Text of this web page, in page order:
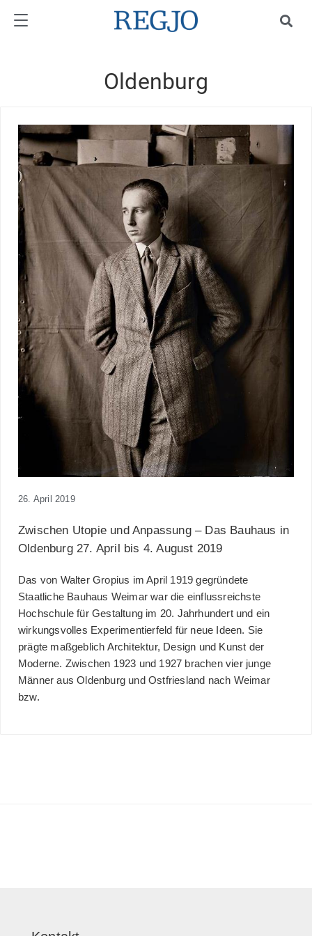
Oldenburg
26. April 2019
Zwischen Utopie und Anpassung – Das Bauhaus in
Oldenburg 27. April bis 4. August 2019
Das von Walter Gropius im April 1919 gegründete
Staatliche Bauhaus Weimar war die einflussreichste
Hochschule für Gestaltung im 20. Jahrhundert und ein
wirkungsvolles Experimentierfeld für neue Ideen. Sie
prägte maßgeblich Architektur, Design und Kunst der
Moderne. Zwischen 1923 und 1927 brachen vier junge
Männer aus Oldenburg und Ostfriesland nach Weimar
bzw.